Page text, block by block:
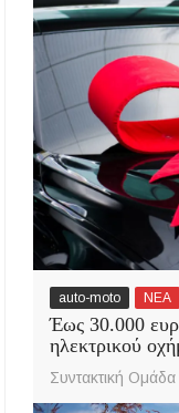
auto-moto ΝΕΑ
Έως 30.000
ηλεκτρικού
Συντακτική